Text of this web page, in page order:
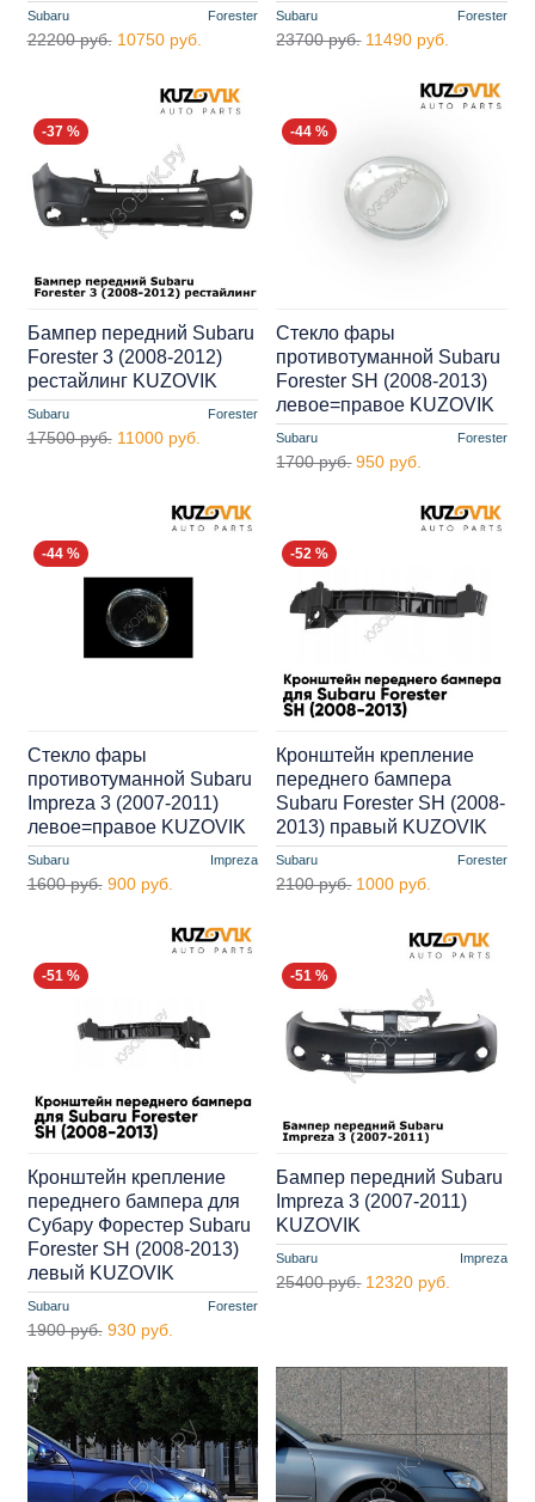
Subaru Forester
22200 руб. 10750 руб.
Subaru Forester
23700 руб. 11490 руб.
-37 %
Subaru Forester
Бампер передний Subaru
Forester 3 (2008-2012)
рестайлинг KUZOVIK
17500 руб. 11000 руб.
-44 %
Subaru Forester
Стекло фары
противотуманной Subaru
Forester SH (2008-2013)
левое=правое KUZOVIK
1700 руб. 950 руб.
-44 %
Subaru Impreza
Стекло фары
противотуманной Subaru
Impreza 3 (2007-2011)
левое=правое KUZOVIK
1600 руб. 900 руб.
-52 %
Subaru Forester
Кронштейн крепление
переднего бампера
Subaru Forester SH (2008-
2013) правый KUZOVIK
2100 руб. 1000 руб.
-51 %
Subaru Forester
Кронштейн крепление
переднего бампера для
Субару Форестер Subaru
Forester SH (2008-2013)
левый KUZOVIK
1900 руб. 930 руб.
-51 %
Subaru Impreza
Бампер передний Subaru
Impreza 3 (2007-2011)
KUZOVIK
25400 руб. 12320 руб.